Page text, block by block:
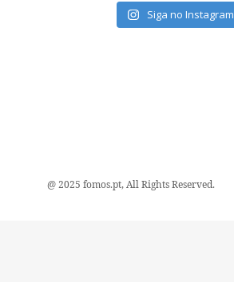
Siga no Instagram
@ 2025 fomos.pt, All Rights Reserved.